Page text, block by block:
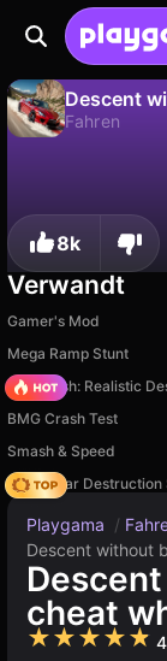
Descent
Fahren
8k
Verwandt
Gamer's Mod
Mega Ramp Stunt
Car Crush: Realistic
BMG Crash Test
Smash & Speed
Online Car Destruction
Playgama /
Descent without
cheat
★★★★★